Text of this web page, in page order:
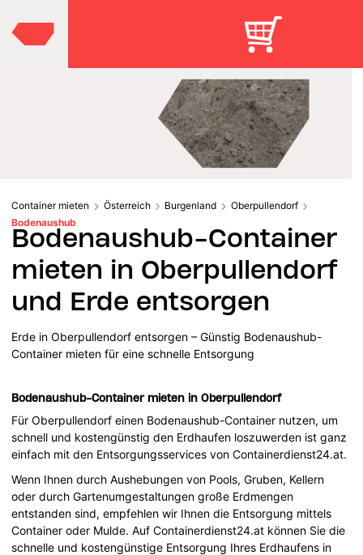
Container mieten Österreich Burgenland
Oberpullendorf
Bodenaushub
Bodenaushub-Container
mieten in Oberpullendorf
und Erde entsorgen
Erde in Oberpullendorf entsorgen – Günstig Bodenaushub-
Container mieten für eine schnelle Entsorgung
Bodenaushub-Container mieten in Oberpullendorf
Für Oberpullendorf einen Bodenaushub-Container nutzen, um
schnell und kostengünstig den Erdhaufen loszuwerden ist ganz
einfach mit den Entsorgungsservices von Containerdienst24.at.
Wenn Ihnen durch Aushebungen von Pools, Gruben, Kellern
oder durch Gartenumgestaltungen große Erdmengen
entstanden sind, empfehlen wir Ihnen die Entsorgung mittels
Container oder Mulde. Auf Containerdienst24.at können Sie die
schnelle und kostengünstige Entsorgung Ihres Erdhaufens in